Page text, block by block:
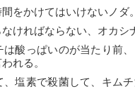
をかけてはいけないノダ
ければならない、オカシ
は酸っぱいのが当たり前
れる。
、塩素で殺菌して、キム